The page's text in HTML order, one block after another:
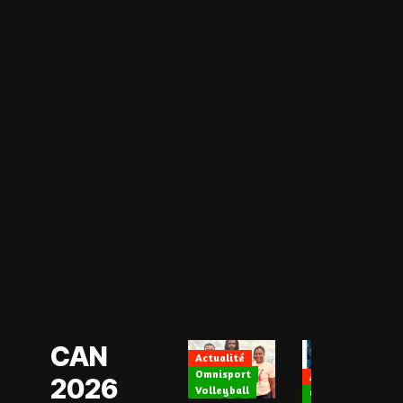
CAN
2026
Actualité
Omnisport
Volleyball
Actualité
CAN Féminine